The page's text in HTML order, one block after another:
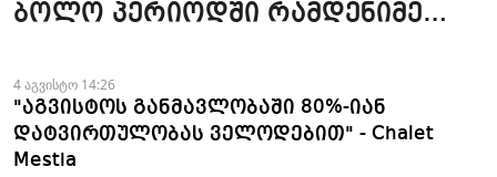
ბოლო პერიოდში რამდენიმე
Beach Club
4 აგვისტო 14:26
"აგვისტოს განმავლობაში 80%-იან
დატვირთულობას ველოდებით" - Chalet
Mestia